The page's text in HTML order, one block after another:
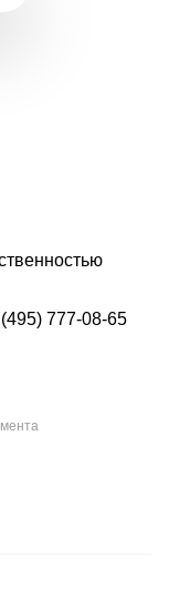
777-08-65